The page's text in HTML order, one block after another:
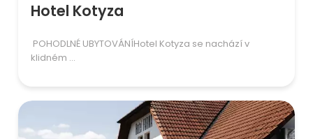
Hotel Kotyza
POHODLNÉ UBYTOVÁNÍHotel Kotyza se nachází v
klidném ...